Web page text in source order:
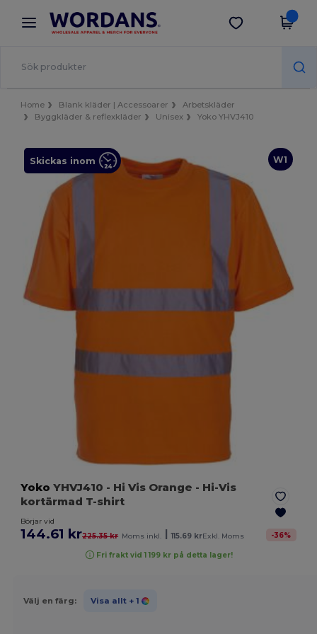
× Wordans-app
Bättre priser i appen!
Hämta app
Home Blank kläder | Accessoarer
Arbetskläder
Byggkläder & reflexkläder
Unisex Yoko YHVJ410
W1
Skickas inom
Yoko YHVJ410 - Hi Vis Orange - Hi-Vis
kortärmad T-shirt
Börjar vid
144.61 kr225.35 kr Moms inkl. 115.69 krExkl. Moms -36%
Fri frakt vid 1 199 kr på detta lager!
Välj en färg: Visa allt + 1